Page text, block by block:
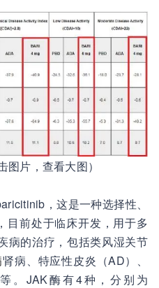
图片，查看大图）
，这是一种选择性、
目前处于临床开发，用于多
病的治疗，包括类风湿关节
肾病、特应性皮炎（AD）、
等。JAK酶有4种，分别为